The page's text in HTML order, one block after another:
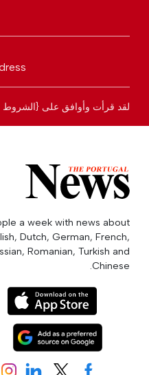
لقد قرأت وأوافق على {الشروط
a week with news about
Dutch, German, French,
Romanian, Turkish and
Chinese.